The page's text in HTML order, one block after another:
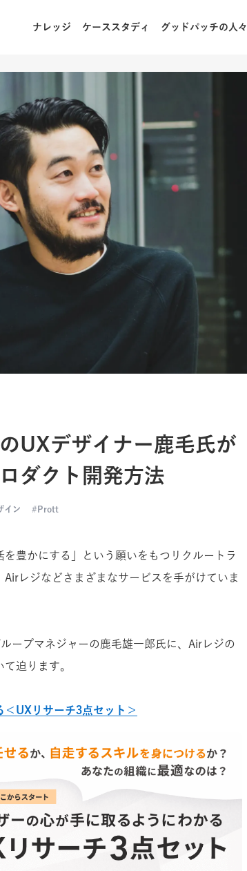
ナレッジ ケーススタディ グッドパッチの人々
UXデザイナー鹿毛氏が
ダクト開発方法
イン Prott
豊かにする」という願いをもつリクルートラ
レジなどさまざまなサービスを手がけていま
ープマネジャーの鹿毛雄一郎氏に、Airレジの
迫ります。
UXリサーチ3点セット＞